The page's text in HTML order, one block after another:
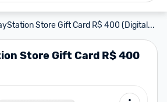
Store Gift Card R$ 400 (Digital...
Store Gift Card R$ 400